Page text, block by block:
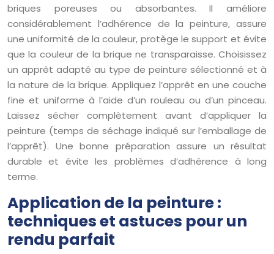
briques poreuses ou absorbantes. Il améliore
considérablement l’adhérence de la peinture, assure
une uniformité de la couleur, protège le support et évite
que la couleur de la brique ne transparaisse. Choisissez
un apprêt adapté au type de peinture sélectionné et à
la nature de la brique. Appliquez l’apprêt en une couche
fine et uniforme à l’aide d’un rouleau ou d’un pinceau.
Laissez sécher complètement avant d’appliquer la
peinture (temps de séchage indiqué sur l’emballage de
l’apprêt). Une bonne préparation assure un résultat
durable et évite les problèmes d’adhérence à long
terme.
Application de la peinture :
techniques et astuces pour un
rendu parfait